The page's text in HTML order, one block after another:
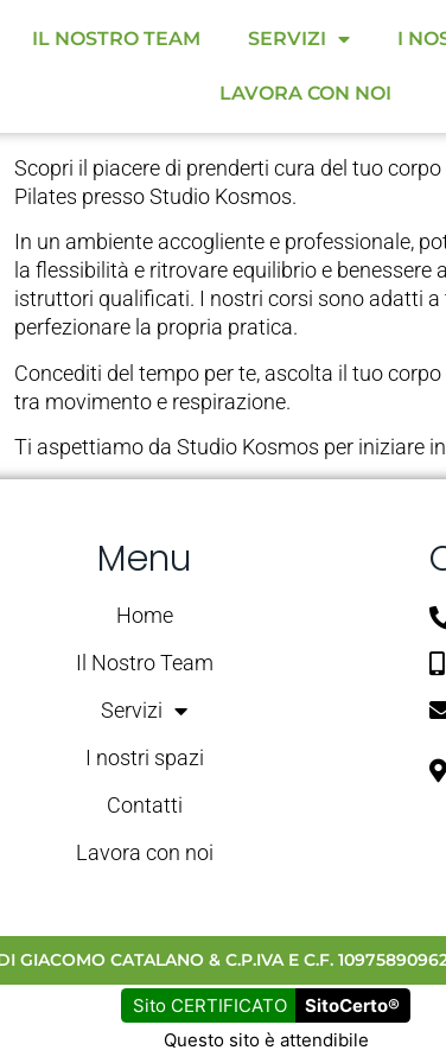
IL NOSTRO TEAM SERVIZI I
LAVORA CON NOI
Ritrova equilibrio
i nuovi corsi di
Scopri il piacere di prenderti cura del tuo
Pilates presso Studio Kosmos.
In un ambiente accogliente e professionale,
la flessibilità e ritrovare equilibrio e
istruttori qualificati. I nostri corsi sono adatti
perfezionare la propria pratica.
Concediti del tempo per te, ascolta il tuo
tra movimento e respirazione.
Ti aspettiamo da Studio Kosmos per iniziare
Menu
Home
Il Nostro Team
Servizi
I nostri spazi
Contatti
Lavora con noi
GIACOMO CATALANO & C.P.IVA E C.F.
Sito CERTIFICATO
SitoCerto®
Questo sito è attendibile